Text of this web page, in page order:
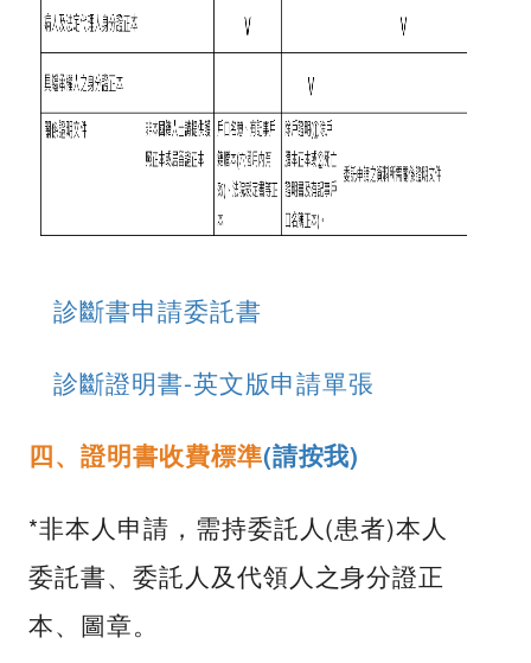
診斷書申請委託書
診斷證明書-英文版申請單張
四、證明書收費標準(請按我)
*非本人申請，需持委託人(患者)本人
委託書、委託人及代領人之身分證正
本、圖章。